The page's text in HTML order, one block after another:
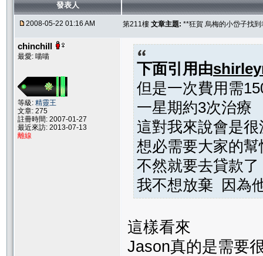
發表人
2008-05-22 01:16 AM 第211樓 文章主題: **狂賀 烏梅的小岱子找
chinchill
最愛: 喵喵
等級: 精靈王
文章: 275
註冊時間: 2007-01-27
最近來訪: 2013-07-13
離線
下面引用由
但是一次費用需
一星期約3次治療
這對我來說會是很
想必需要大家的
不然就要去貸款了
我不想放棄 因為
這樣看來
Jason真的是需要